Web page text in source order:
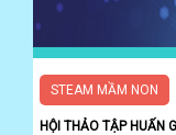
STEAM MẦM NON
HỘI THẢO TẬP HUẤN